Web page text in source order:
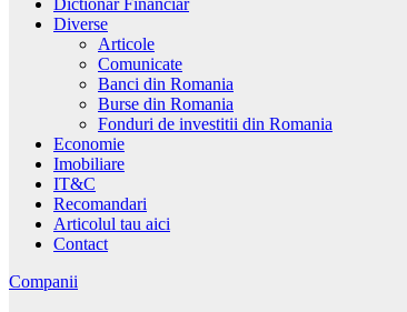
Dictionar Financiar
Diverse
Articole
Comunicate
Banci din Romania
Burse din Romania
Fonduri de investitii din Romania
Economie
Imobiliare
IT&C
Recomandari
Articolul tau aici
Contact
Companii